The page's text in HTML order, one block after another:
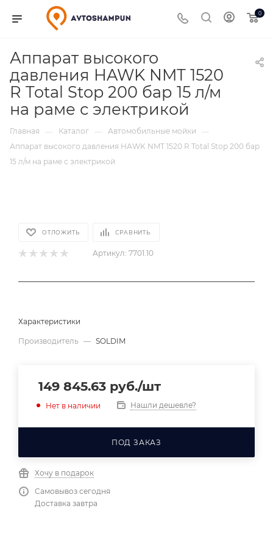
0
Аппарат высокого
давления HAWK NMT 1520
R Total Stop 200 бар 15 л/м
на раме с электрикой
Главная — Каталог — Автомобильные мойки
—
Аппарат высокого давления HAWK NMT 1520 R Total Stop 200 бар
15 л/м на раме с электрикой
ОТЛОЖИТЬ СРАВНИТЬ
Артикул: 7701.10
Характеристики
Производитель — SOLDIM
149 845.63 руб./шт
Нет в наличии Нашли дешевле?
ПОД ЗАКАЗ
Хочу в подарок
Самовывоз сегодня
Доставка завтра